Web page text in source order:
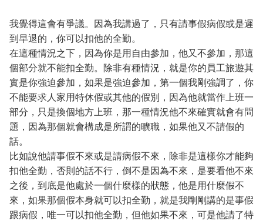
我覺得這會有爭議。因為我講過了，只有請事假病假或是遲
到早退的，你可以扣他的全勤。
在這種情況之下，因為你是用自由參加，他又不參加，那這
個部分就不能扣全勤。除非有種情況，就是你的員工旅遊其
實是你強迫參加，如果是強迫參加，第一個我剛強調了，你
不能要求人家用特休假或其他的假別，因為他就當作上班一
部分，只是換個地方上班，那一種情況他不來確實就會有問
題，因為那個就會構成是所謂的曠職，如果他又不請假的
話。
比如說他請事假不來或是請病假不來，除非是這樣你才能夠
扣他全勤，否則的話不行，倒不是因為不來，是要看他不來
之後，到底是他處於一個什麼樣的狀態，他是用什麼假不
來，如果那個假本身就可以扣全勤，就是我剛剛講的是事假
跟病假，唯一可以扣他全勤，但他如果不來，可是他請了特